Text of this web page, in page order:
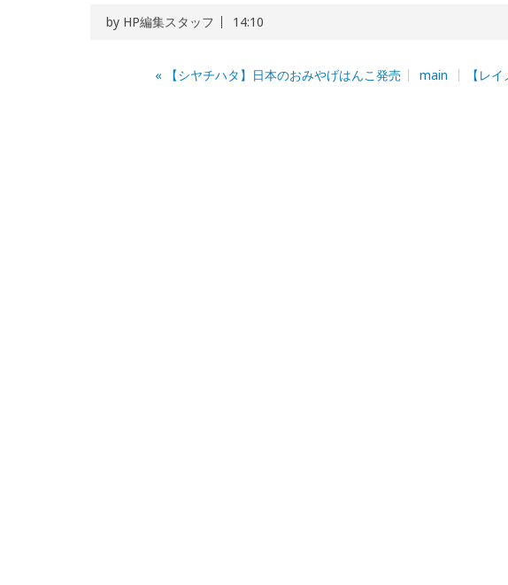
by HP編集スタッフ 14:10
« 【シヤチハタ】日本のおみやげはんこ発売 main 【レ